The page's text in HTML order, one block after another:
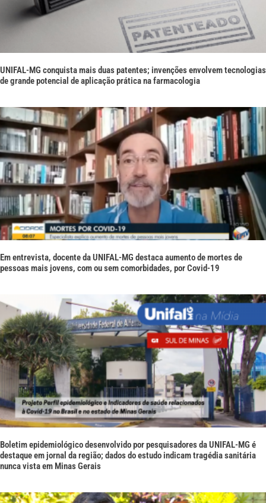
UNIFAL-MG conquista mais duas patentes; invenções envolvem tecnologias
de grande potencial de aplicação prática na farmacologia
Em entrevista, docente da UNIFAL-MG destaca aumento de mortes de
pessoas mais jovens, com ou sem comorbidades, por Covid-19
Boletim epidemiológico desenvolvido por pesquisadores da UNIFAL-MG é
destaque em jornal da região; dados do estudo indicam tragédia sanitária
nunca vista em Minas Gerais